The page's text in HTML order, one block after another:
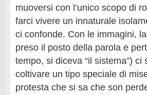
muoversi con l’unico scopo di
farci vivere un innaturale
ci confonde. Con le immagini,
preso il posto della parola e
tempo, si diceva “il sistema”)
coltivare un tipo speciale di
protesta che si sa che son